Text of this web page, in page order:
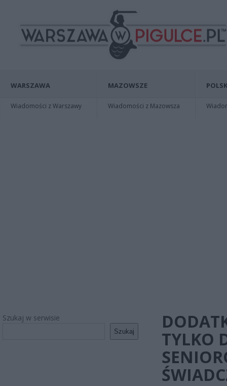
WARSZAWA
Wiadomości z Warszawy
MAZOWSZE
Wiadomości z Mazowsza
Szukaj w serwisie
Szukaj
TYLKO